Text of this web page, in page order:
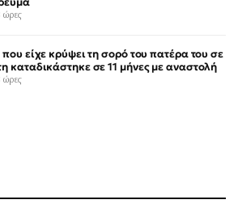
ώρες
είχε κρύψει τη σορό του πατέρα του σε
καταδικάστηκε σε 11 μήνες με αναστολή
ώρες